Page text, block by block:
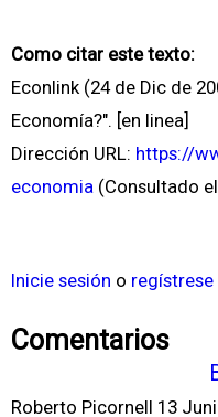
Como citar este texto:
Econlink (24 de Dic de
Economía?". [en linea]
Dirección URL: https://
economia (Consultado
Inicie sesión o regístrese
Comentarios
Roberto Picornell 13